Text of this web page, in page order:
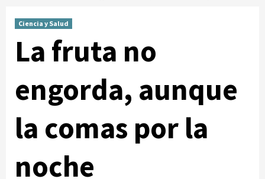
Ciencia y Salud
La fruta no
engorda, aunque
la comas por la
noche